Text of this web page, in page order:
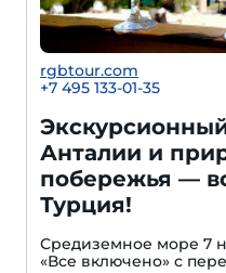
rgbtour.com
+7 495 133-01-35
Анталии и
побережья —
Турция!
Средиземное море 7
«Все включено» с